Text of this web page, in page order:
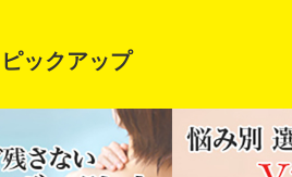
ピックアップ